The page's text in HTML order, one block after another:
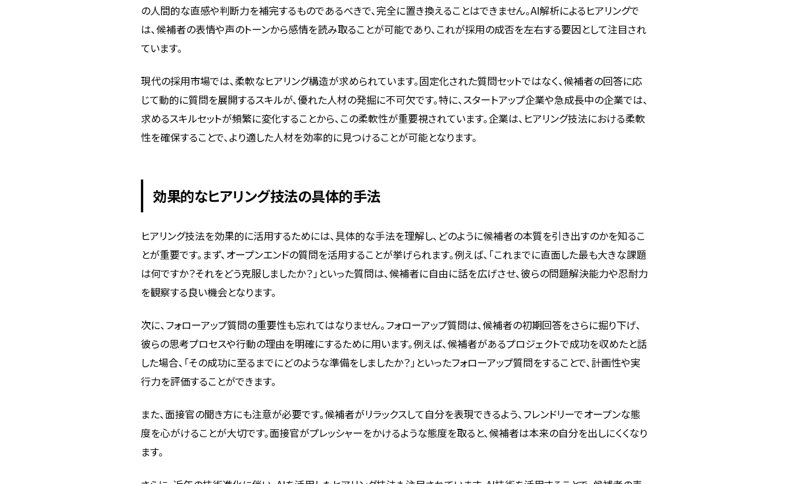
の人間的な直感や判断力を補完するものであるべきで、完全に置き換えることはできません。AI解析によるヒアリングで
は、候補者の表情や声のトーンから感情を読み取ることが可能であり、これが採用の成否を左右する要因として注目され
ています。
現代の採用市場では、柔軟なヒアリング構造が求められています。固定化された質問セットではなく、候補者の回答に応
じて動的に質問を展開するスキルが、優れた人材の発掘に不可欠です。特に、スタートアップ企業や急成長中の企業では、
求めるスキルセットが頻繁に変化することから、この柔軟性が重要視されています。企業は、ヒアリング技法における柔軟
性を確保することで、より適した人材を効率的に見つけることが可能となります。
効果的なヒアリング技法の具体的手法
ヒアリング技法を効果的に活用するためには、具体的な手法を理解し、どのように候補者の本質を引き出すのかを知るこ
とが重要です。まず、オープンエンドの質問を活用することが挙げられます。例えば、「これまでに直面した最も大きな課題
は何ですか？それをどう克服しましたか？」といった質問は、候補者に自由に話を広げさせ、彼らの問題解決能力や忍耐力
を観察する良い機会となります。
次に、フォローアップ質問の重要性も忘れてはなりません。フォローアップ質問は、候補者の初期回答をさらに掘り下げ、
彼らの思考プロセスや行動の理由を明確にするために用います。例えば、候補者があるプロジェクトで成功を収めたと話
した場合、「その成功に至るまでにどのような準備をしましたか？」といったフォローアップ質問をすることで、計画性や実
行力を評価することができます。
また、面接官の聞き方にも注意が必要です。候補者がリラックスして自分を表現できるよう、フレンドリーでオープンな態
度を心がけることが大切です。面接官がプレッシャーをかけるような態度を取ると、候補者は本来の自分を出しにくくなり
ます。